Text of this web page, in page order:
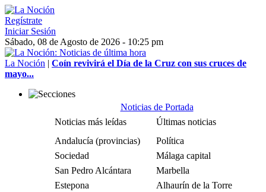
Regístrate
Iniciar Sesión
Sábado, 08 de Agosto de 2026 - 10:25 pm
La Noción | Coín revivirá el Día de la Cruz con sus cruces de
mayo...
Noticias de Portada
Noticias más leídas
Últimas noticias
Andalucía (provincias)
Política
Sociedad
Málaga capital
San Pedro Alcántara
Marbella
Estepona
Alhaurín de la Torre